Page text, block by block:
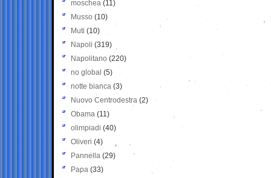
moschea (11)
Musso (10)
Muti (10)
Napoli (319)
Napolitano (220)
no global (5)
notte bianca (3)
Nuovo Centrodestra (2)
Obama (11)
olimpiadi (40)
Oliveri (4)
Pannella (29)
Papa (33)